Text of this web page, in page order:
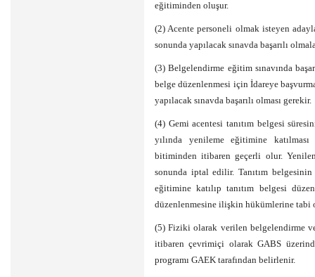
eğitiminden oluşur.
(2) Acente personeli olmak isteyen
sonunda yapılacak sınavda başarılı
(3) Belgelendirme eğitim sınavında
belge düzenlenmesi için İdareye
yapılacak sınavda başarılı olması gerekir.
(4) Gemi acentesi tanıtım belgesi
yılında yenileme eğitimine
bitiminden itibaren geçerli olur.
sonunda iptal edilir. Tanıtım
eğitimine katılıp tanıtım belgesi
düzenlenmesine ilişkin hükümlerine tabi
(5) Fiziki olarak verilen belgelendirme
itibaren çevrimiçi olarak GABS
programı GAEK tarafından belirlenir.